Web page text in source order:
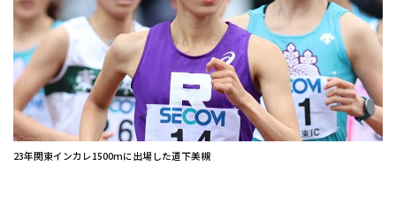
23年関東インカレ1500mに出場した道下美槻